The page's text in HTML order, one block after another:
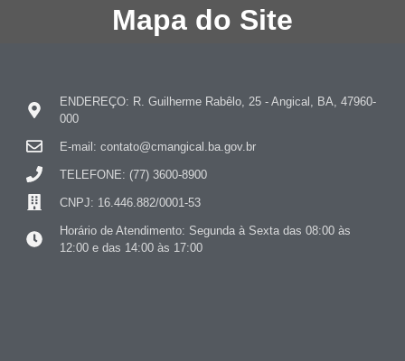
Mapa do Site
ENDEREÇO: R. Guilherme Rabêlo, 25 - Angical, BA, 47960-
000
E-mail: contato@cmangical.ba.gov.br
TELEFONE: (77) 3600-8900
CNPJ: 16.446.882/0001-53
Horário de Atendimento: Segunda à Sexta das 08:00 às
12:00 e das 14:00 às 17:00